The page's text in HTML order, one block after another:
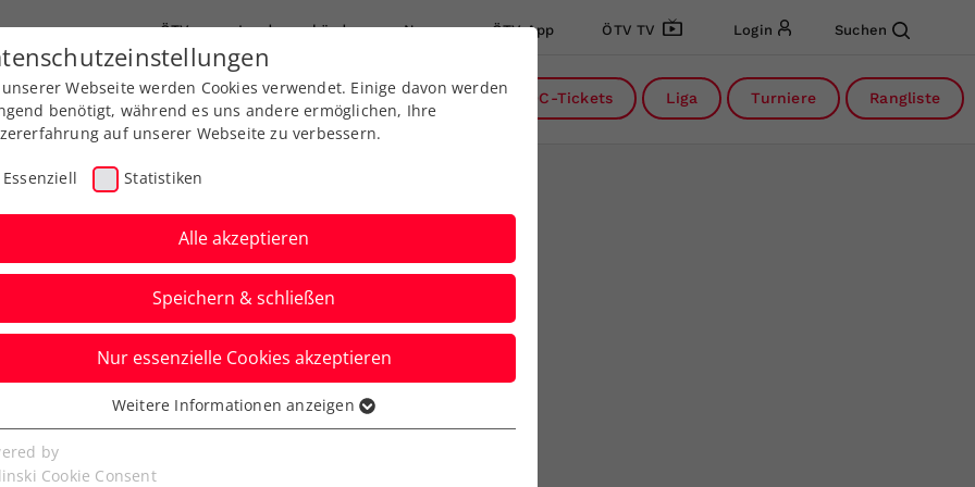
ÖTV Landesverbände News ÖTV App ÖTV TV Login Suchen
Ausbildung Services Über uns DC-Tickets Liga Turniere Rangliste
kämpft sich mit
Achtelfinale
Webseite werden Cookies verwendet. Einige davon werden
benötigt, während es uns andere ermöglichen, Ihre
auf unserer Webseite zu verbessern.
Essenziell Statistiken
Alle akzeptieren
Speichern & schließen
Nur essenzielle Cookies akzeptieren
Cookies werden für grundlegende Funktionen der
benötigt. Dadurch ist gewährleistet, dass die Webseite
Weitere Informationen anzeigen
by
Cookie Consent